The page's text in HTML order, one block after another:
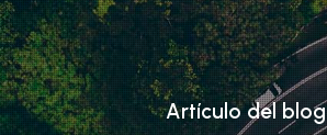
Artículo del blog